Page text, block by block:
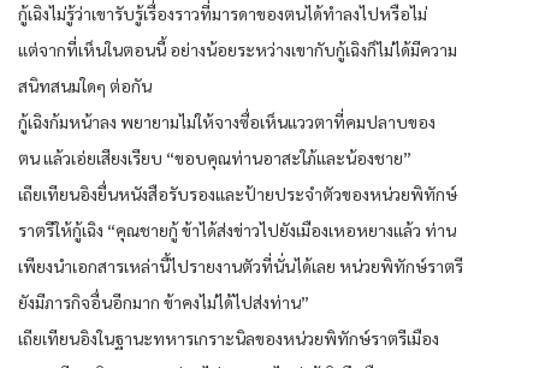
กู้เฉิงไม่รู้ว่าเขารับรู้เรื่องราวที่มารดาของตนได้ทำลงไปหรือไม่
แต่จากที่เห็นในตอนนี้ อย่างน้อยระหว่างเขากับกู้เฉิงก็ไม่ได้มีความ
สนิทสนมใดๆ ต่อกัน
กู้เฉิงก้มหน้าลง พยายามไม่ให้จางซื่อเห็นแววตาที่คมปลาบของ
ตน แล้วเอ่ยเสียงเรียบ “ขอบคุณท่านอาสะใภ้และน้องชาย”
เถียเทียนอิงยื่นหนังสือรับรองและป้ายประจำตัวของหน่วยพิทักษ์
ราตรีให้กู้เฉิง “คุณชายกู้ ข้าได้ส่งข่าวไปยังเมืองเหอหยางแล้ว ท่าน
เพียงนำเอกสารเหล่านี้ไปรายงานตัวที่นั่นได้เลย หน่วยพิทักษ์ราตรี
ยังมีภารกิจอื่นอีกมาก ข้าคงไม่ได้ไปส่งท่าน”
เถียเทียนอิงในฐานะทหารเกราะนิลของหน่วยพิทักษ์ราตรีเมือง